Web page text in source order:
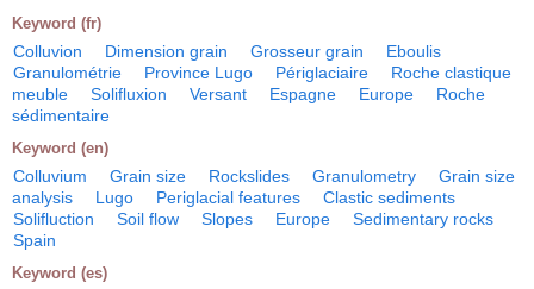
Keyword (fr)
Colluvion Dimension grain Grosseur grain
Eboulis
Granulométrie
Province Lugo Périglaciaire
Roche clastique
meuble
Solifluxion Versant Espagne Europe
Roche
sédimentaire
Keyword (en)
Colluvium Grain size Rockslides Granulometry
Grain size
analysis
Lugo Periglacial features
Clastic sediments
Solifluction
Soil flow Slopes Europe
Sedimentary rocks
Spain
Keyword (es)